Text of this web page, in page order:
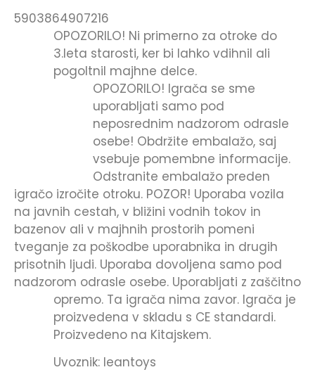
5903864907216
OPOZORILO! Ni primerno za otroke do
3.leta starosti, ker bi lahko vdihnil ali
pogoltnil majhne delce.
OPOZORILO! Igrača se sme
uporabljati samo pod
neposrednim nadzorom odrasle
osebe! Obdržite embalažo, saj
vsebuje pomembne informacije.
Odstranite embalažo preden
igračo izročite otroku. POZOR! Uporaba vozila
na javnih cestah, v bližini vodnih tokov in
bazenov ali v majhnih prostorih pomeni
tveganje za poškodbe uporabnika in drugih
prisotnih ljudi. Uporaba dovoljena samo pod
nadzorom odrasle osebe. Uporabljati z zaščitno
opremo. Ta igrača nima zavor. Igrača je
proizvedena v skladu s CE standardi.
Proizvedeno na Kitajskem.
Uvoznik: leantoys